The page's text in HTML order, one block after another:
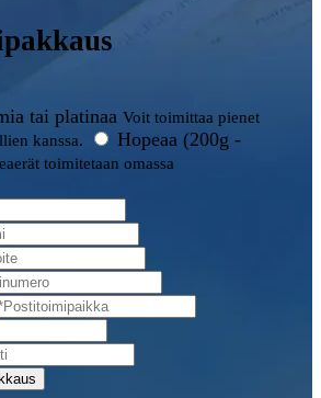
tai platinaa Voit toimittaa pienet
kanssa.
Hopeaa (200g -
toimitetaan omassa